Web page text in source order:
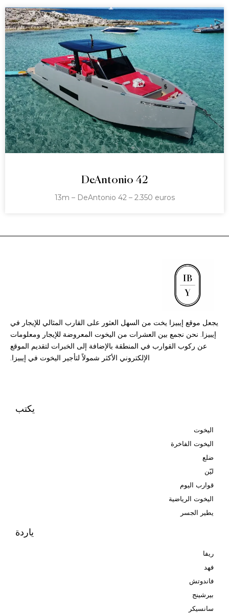
DeAntonio 42
13m – DeAntonio 42 – 2.350 euros
يجعل موقع إيبيزا يخت من السهل العثور على القارب المثالي للإيجار في
إيبيزا. نحن نجمع بين العشرات من اليخوت المعروضة للإيجار ومعلومات
عن ركوب القوارب في المنطقة بالإضافة إلى الخبرات لتقديم الموقع
الإلكتروني الأكثر شمولاً لتأجير اليخوت في إيبيزا.
يكتب
اليخوت
اليخوت الفاخرة
ضلع
ليّن
قوارب اليوم
اليخوت الرياضية
يطير الجسر
ياردة
ريفا
فهد
فاندوتش
بيرشينج
سانسيكر